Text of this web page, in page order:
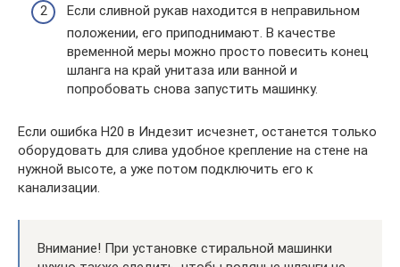
Если сливной рукав находится в неправильном
положении, его приподнимают. В качестве
временной меры можно просто повесить конец
шланга на край унитаза или ванной и
попробовать снова запустить машинку.
Если ошибка Н20 в Индезит исчезнет, останется только
оборудовать для слива удобное крепление на стене на
нужной высоте, а уже потом подключить его к
канализации.
Внимание! При установке стиральной машинки